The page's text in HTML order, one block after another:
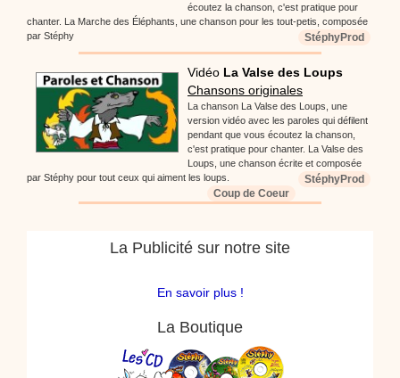
écoutez la chanson, c'est pratique pour
chanter. La Marche des Éléphants, une chanson pour les tout-petis, composée
par Stéphy
StéphyProd
Vidéo La Valse des Loups
Chansons originales
La chanson La Valse des Loups, une
version vidéo avec les paroles qui défilent
pendant que vous écoutez la chanson,
c'est pratique pour chanter. La Valse des
Loups, une chanson écrite et composée
par Stéphy pour tout ceux qui aiment les loups.
StéphyProd
Coup de Coeur
La Publicité sur notre site
En savoir plus !
La Boutique